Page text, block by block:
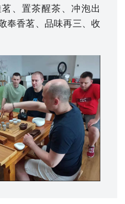
、置茶醒茶、冲泡出
奉香茗、品味再三、收